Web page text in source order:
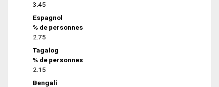
3.45
Espagnol
% de personnes
2.75
Tagalog
% de personnes
2.15
Bengali